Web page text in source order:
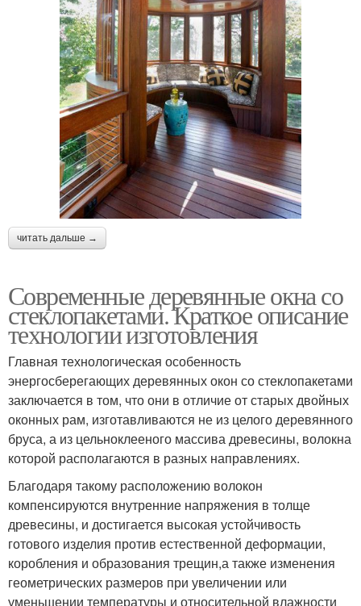
читать дальше →
Современные деревянные окна со
стеклопакетами. Краткое описание
технологии изготовления
Главная технологическая особенность
энергосберегающих деревянных окон со стеклопакетами
заключается в том, что они в отличие от старых двойных
оконных рам, изготавливаются не из целого деревянного
бруса, а из цельноклееного массива древесины, волокна
которой располагаются в разных направлениях.
Благодаря такому расположению волокон
компенсируются внутренние напряжения в толще
древесины, и достигается высокая устойчивость
готового изделия против естественной деформации,
коробления и образования трещин,а также изменения
геометрических размеров при увеличении или
уменьшении температуры и относительной влажности